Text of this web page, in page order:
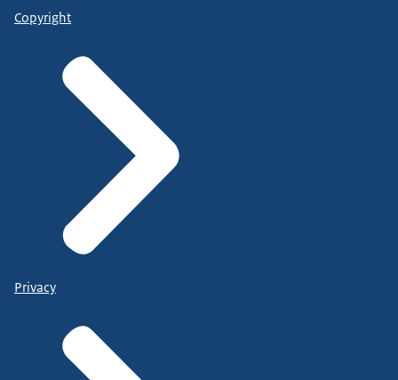
Copyright
Privacy